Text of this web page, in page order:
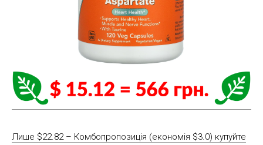
Лише $22.82 – Комбопропозиція (економія $3.0) купуйте